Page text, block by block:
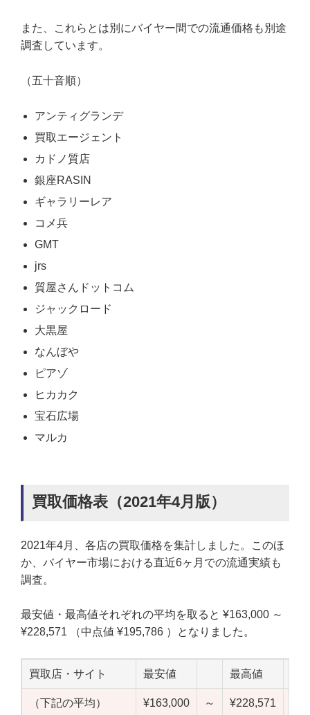
また、これらとは別にバイヤー間での流通価格も別途
調査しています。
（五十音順）
アンティグランデ
買取エージェント
カドノ質店
銀座RASIN
ギャラリーレア
コメ兵
GMT
jrs
質屋さんドットコム
ジャックロード
大黒屋
なんぼや
ピアゾ
ヒカカク
宝石広場
マルカ
買取価格表（2021年4月版）
2021年4月、各店の買取価格を集計しました。このほ
か、バイヤー市場における直近6ヶ月での流通実績も
調査。
最安値・最高値それぞれの平均を取ると ¥163,000 ～
¥228,571 （中点値 ¥195,786 ）となりました。
買取店・サイト 最安値 最高値
（下記の平均） ¥163,000 ～ ¥228,571